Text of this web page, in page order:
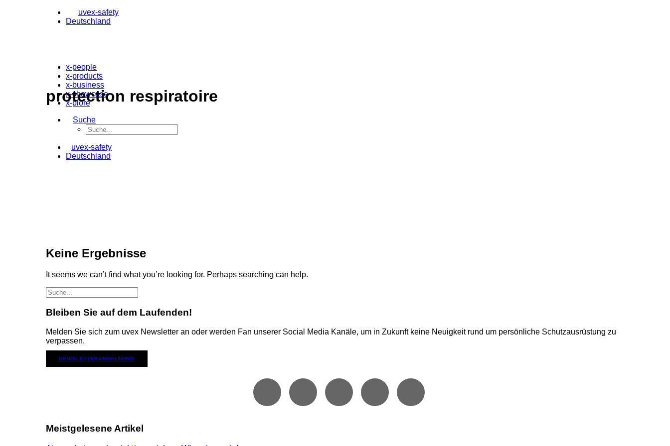
uvex-safety
Deutschland
x-people
x-products
x-business
x-showcase
x-plore
Suche
uvex-safety
Deutschland
protection respiratoire
Keine Ergebnisse
It seems we can’t find what you’re looking for. Perhaps searching can help.
Bleiben Sie auf dem Laufenden!
Melden Sie sich zum uvex Newsletter an oder werden Fan unserer Social Media Kanäle, um in Zukunft keine Neuigkeit rund um persönliche Schutzausrüstung zu
verpassen.
NEWSLETTERANMELDUNG
Meistgelesene Artikel